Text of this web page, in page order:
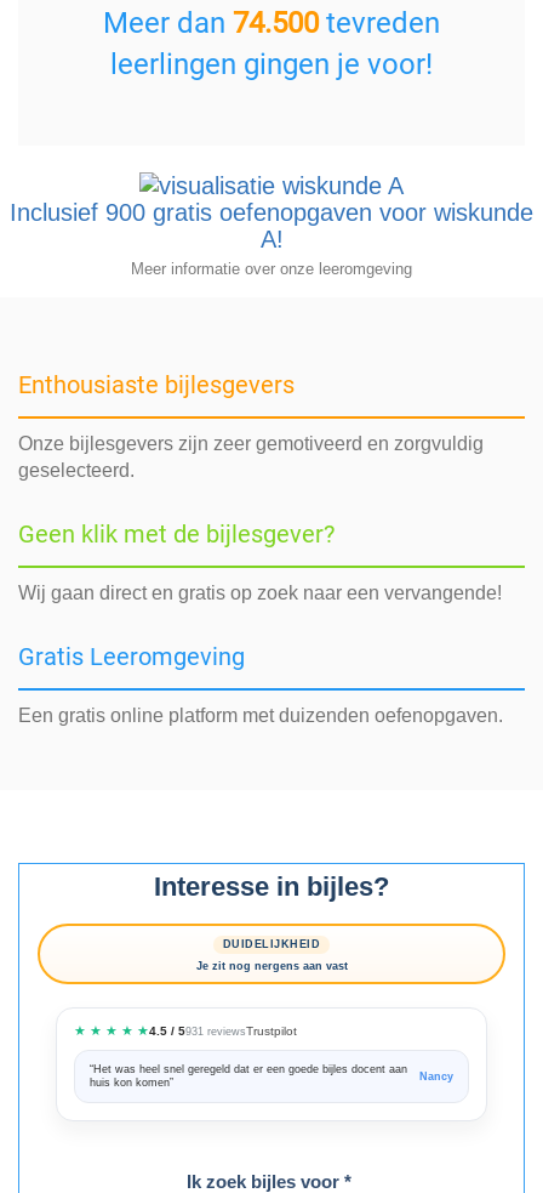
Meer dan 74.500tevreden
leerlingen gingen je voor!
Inclusief 900 gratis oefenopgaven voor wiskunde
A!
Meer informatie over onze leeromgeving
Enthousiaste bijlesgevers
Onze bijlesgevers zijn zeer gemotiveerd en zorgvuldig
geselecteerd.
Geen klik met de bijlesgever?
Wij gaan direct en gratis op zoek naar een vervangende!
Gratis Leeromgeving
Een gratis online platform met duizenden oefenopgaven.
Interesse in bijles?
DUIDELIJKHEID
Je zit nog nergens aan vast
★ ★ ★ ★ ★4.5 / 5931 reviewsTrustpilot
“Het was heel snel geregeld dat er een goede bijles docent aan
huis kon komen”
Nancy
Ik zoek bijles voor *